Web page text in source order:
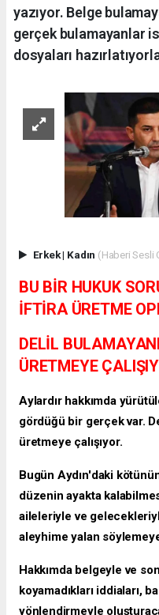
yazıyor. Belge
gerçek bulamayanlar
dosyaları
Erkek| Kadın (Haberi Sesli
BU BİR HUKUK
İFTİRA ÜRETME
DELİL
ÜRETMEYE
Aylardır hakkımda
gördüğü bir gerçek var.
üretmeye çalışıyor.
Bugün Aydın'daki
düzenin ayakta
aileleriyle ve
aleyhime yalan
Hakkımda belgeyle ve
koyamadıkları iddiaları,
yönlendirmeyle